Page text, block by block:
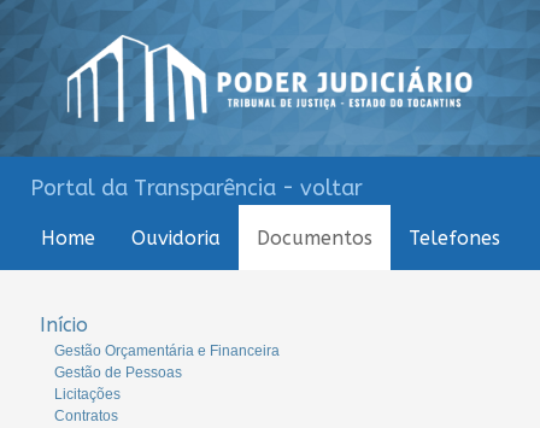
Portal da Transparência - voltar
Home Ouvidoria Documentos Telefones
Início
Gestão Orçamentária e Financeira
Gestão de Pessoas
Licitações
Contratos